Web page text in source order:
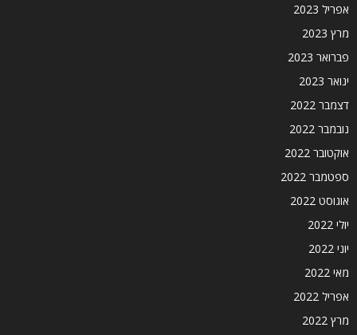
אפריל 2023
מרץ 2023
פברואר 2023
ינואר 2023
דצמבר 2022
נובמבר 2022
אוקטובר 2022
ספטמבר 2022
אוגוסט 2022
יולי 2022
יוני 2022
מאי 2022
אפריל 2022
מרץ 2022